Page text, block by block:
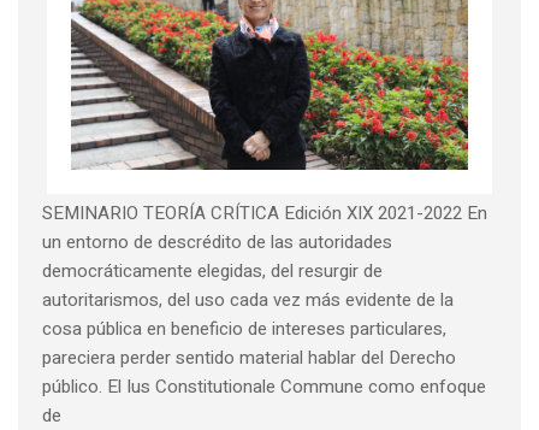
SEMINARIO TEORÍA CRÍTICA Edición XIX 2021-2022 En
un entorno de descrédito de las autoridades
democráticamente elegidas, del resurgir de
autoritarismos, del uso cada vez más evidente de la
cosa pública en beneficio de intereses particulares,
pareciera perder sentido material hablar del Derecho
público. El Ius Constitutionale Commune como enfoque
de